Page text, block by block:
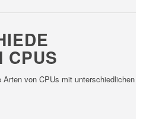
CPUS
von CPUs mit unterschiedlichen